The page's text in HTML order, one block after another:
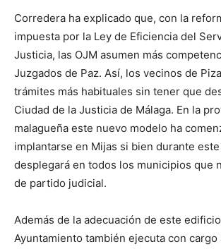
Corredera ha explicado que, con la
impuesta por la Ley de Eficiencia del
Justicia, las OJM asumen más
Juzgados de Paz. Así, los vecinos de
trámites más habituales sin tener que
Ciudad de la Justicia de Málaga. En la
malagueña este nuevo modelo ha
implantarse en Mijas si bien durante
desplegará en todos los municipios que
de partido judicial.
Además de la adecuación de este
Ayuntamiento también ejecuta con cargo